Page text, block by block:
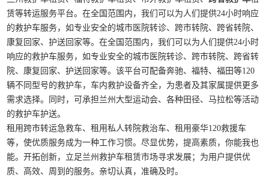
赁等转运服务平台。在全国范围内，我们可以为人们提供24小时响应
的救护车服务，如专业安全的城市医院转诊、跨市转院、跨省转院、
康复回家、护送回家等。在全国范围内，我们可以为人们提供24小时
响应的救护车服务，如专业安全的城市医院转诊、跨市转院、跨省转
院、康复回家、护送回家等。该平台可配备奔驰、福特、福田等120
辆不同型号的救护车，车内救护设备齐全，为患者及其家属提供更多
需求选择。同时，可承担兰州大型运动会、各种田径、马拉松等活动
的救护车护送。
租用跨市转运急救车、租用私人转院救治车、租用豪华120救援车
等，使优质服务成为一种工作习惯。尽显优势，提高素质，你能我也
能。开拓创新，立足兰州救护车租赁市场寻求发展；为用户提供优
质、高效、周到的服务。亲切认真，准确及时。